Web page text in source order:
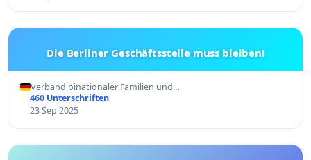
Die Berliner Geschäftsstelle muss bleiben!
Verband binationaler Familien und…
460 Unterschriften
23 Sep 2025